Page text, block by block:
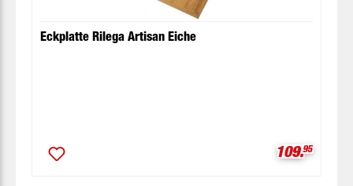
Eckplatte Rilega Artisan Eiche
109.95